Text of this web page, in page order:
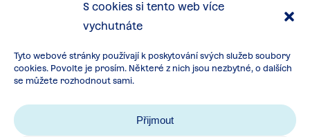
S cookies si tento web více
vychutnáte
Tyto webové stránky používají k poskytování svých služeb soubory
cookies. Povolte je prosím. Některé z nich jsou nezbytné, o dalších
se můžete rozhodnout sami.
Přijmout
DALŠÍ PROJEKTY SK RVŠ
Konference akademických
senátorek a senátorů